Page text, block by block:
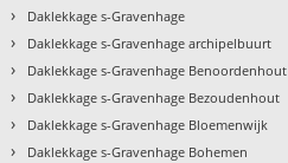
› Daklekkage s-Gravenhage
› Daklekkage s-Gravenhage archipelbuurt
› Daklekkage s-Gravenhage Benoordenhout
› Daklekkage s-Gravenhage Bezoudenhout
› Daklekkage s-Gravenhage Bloemenwijk
› Daklekkage s-Gravenhage Bohemen